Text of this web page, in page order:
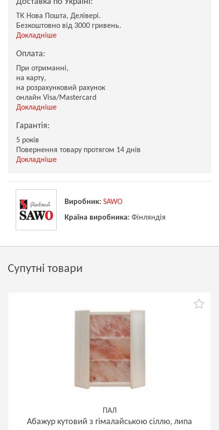
ТК Нова Пошта, Делівері.
Безкоштовно від 3000 гривень.
Докладніше
Оплата:
При отриманні,
на карту,
на розрахунковий рахунок
онлайн Visa/Mastercard
Докладніше
Гарантія:
5 років
Повернення товару протягом 14 днів
Докладніше
Виробник: SAWO
Країна виробника: Фінляндія
Супутні товари
ПАЛ
Абажур кутовий з гімалайською сіллю, липа